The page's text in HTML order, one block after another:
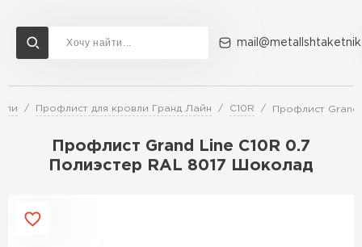
Профлист для кровли Гранд Лайн C10R Профлист Grand
Профлист Grand Line C10R 0.7
Полиэстер RAL 8017 Шоколад
Доставка и оплата Акции О компании Контакты
Перейти в каталог